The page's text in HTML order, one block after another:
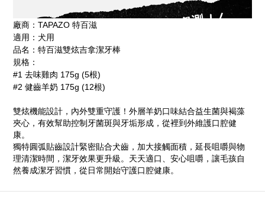
廠商：TAPAZO 特百滋
適用：犬用
品名：特百滋雙炫吉拿潔牙棒
規格：
#1 去味雞肉 175g (5根)
#2 健齒羊奶 175g (12根)
雙炫機能設計，內外雙重守護！外層羊奶口味結合益生菌與褐藻
夾心，有效幫助控制牙菌斑與牙垢形成，從裡到外維護口腔健
康。
獨特圓弧貼齒設計緊密貼合犬齒，加大接觸面積，延長咀嚼與物
理清潔時間，潔牙效果更升級。天天適口、安心咀嚼，讓毛孩自
然養成潔牙習慣，從日常開始守護口腔健康。